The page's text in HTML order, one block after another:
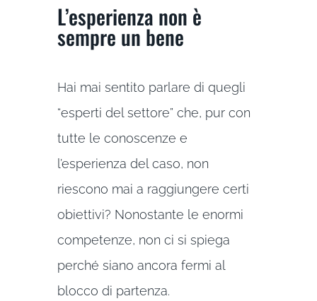
L’esperienza non è
sempre un bene
Hai mai sentito parlare di quegli
“esperti del settore” che, pur con
tutte le conoscenze e
l’esperienza del caso, non
riescono mai a raggiungere certi
obiettivi? Nonostante le enormi
competenze, non ci si spiega
perché siano ancora fermi al
blocco di partenza.